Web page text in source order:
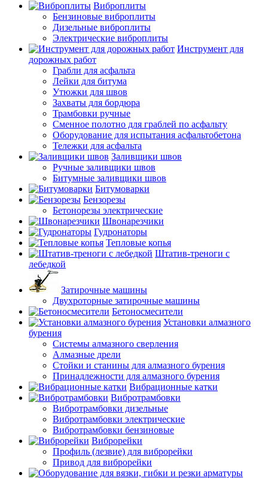
Виброплиты
Бензиновые виброплиты
Дизельные виброплиты
Электрические виброплиты
Инструмент для
дорожных работ
Грабли для асфальта
Лейки для битума
Утюжки для швов
Захваты для бордюра
Трамбовки ручные
Сменное полотно для граблей по асфальту
Оборудование для испытания асфальтобетона
Тележки для асфальта
Заливщики швов
Ручные заливщики швов
Битумные заливщики швов
Битумоварки
Бензорезы
Бетонорезы электрические
Швонарезчики
Гудронаторы
Тепловые копья
Штатив-треноги с
лебедкой
Затирочные машины
Двухроторные затирочные машины
Бетоносмесители
Установки алмазного
бурения
Системы алмазного сверления
Алмазные дрели
Стойки и станины для алмазного бурения
Принадлежности для алмазного бурения
Вибрационные катки
Вибротрамбовки
Вибротрамбовки дизельные
Вибротрамбовки электрические
Вибротрамбовки бензиновые
Виброрейки
Профиль (лезвие) для виброрейки
Привод для виброрейки